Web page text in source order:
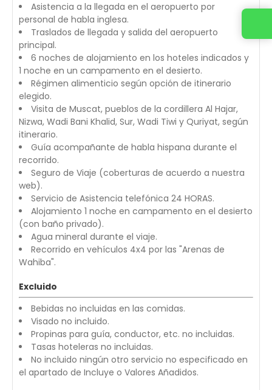
Asistencia a la llegada en el aeropuerto por
personal de habla inglesa.
Traslados de llegada y salida del aeropuerto
principal.
6 noches de alojamiento en los hoteles indicados y
1 noche en un campamento en el desierto.
Régimen alimenticio según opción de itinerario
elegido.
Visita de Muscat, pueblos de la cordillera Al Hajar,
Nizwa, Wadi Bani Khalid, Sur, Wadi Tiwi y Quriyat, según
itinerario.
Guía acompañante de habla hispana durante el
recorrido.
Seguro de Viaje (coberturas de acuerdo a nuestra
web).
Servicio de Asistencia telefónica 24 HORAS.
Alojamiento 1 noche en campamento en el desierto
(con baño privado).
Agua mineral durante el viaje.
Recorrido en vehículos 4x4 por las "Arenas de
Wahiba".
Excluido
Bebidas no incluidas en las comidas.
Visado no incluido.
Propinas para guía, conductor, etc. no incluidas.
Tasas hoteleras no incluidas.
No incluido ningún otro servicio no especificado en
el apartado de Incluye o Valores Añadidos.